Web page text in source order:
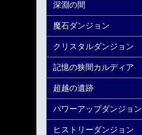
深淵の間
魔石ダンジョン
クリスタルダンジョン
記憶の狭間カルディア
超越の遺跡
パワーアップダンジョン
ヒストリーダンジョン